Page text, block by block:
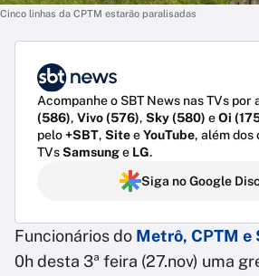
Cinco linhas da CPTM estarão paralisadas
Acompanhe o SBT News nas TVs por
(586), Vivo (576), Sky (580) eOi
pelo+SBT, SiteeYouTube, além dos
TVsSamsunge LG.
Siga no Google
Funcionários do Metrô, CPTM e
0h desta 3ª feira (27.nov) uma